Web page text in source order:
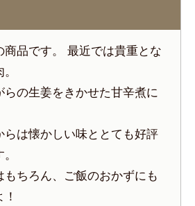
商品です。 最近では貴重とな
らの生姜をきかせた甘辛煮に
らは懐かしい味ととても好評
もちろん、ご飯のおかずにも